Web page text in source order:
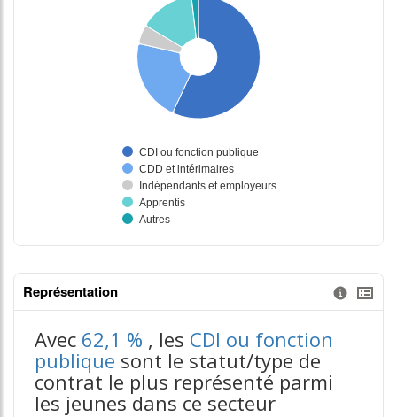
Représentation
Avec 62,1 % , les CDI ou fonction
publique sont le statut/type de
contrat le plus représenté parmi
les jeunes dans ce secteur